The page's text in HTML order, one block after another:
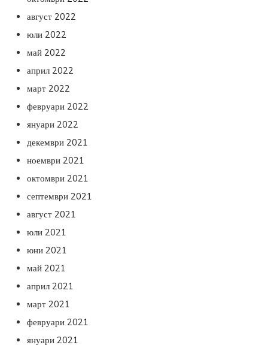
август 2022
юли 2022
май 2022
април 2022
март 2022
февруари 2022
януари 2022
декември 2021
ноември 2021
октомври 2021
септември 2021
август 2021
юли 2021
юни 2021
май 2021
април 2021
март 2021
февруари 2021
януари 2021